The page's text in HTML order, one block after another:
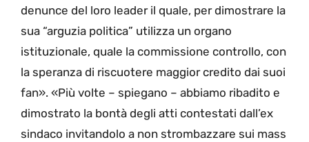
denunce del loro leader il quale, per dimostrare la
sua “arguzia politica” utilizza un organo
istituzionale, quale la commissione controllo, con
la speranza di riscuotere maggior credito dai suoi
fan». «Più volte – spiegano – abbiamo ribadito e
dimostrato la bontà degli atti contestati dall’ex
sindaco invitandolo a non strombazzare sui mass